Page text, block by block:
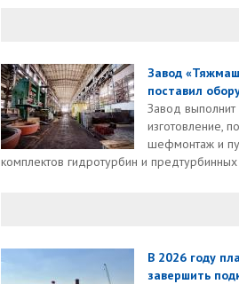
Завод
поставил
Завод выполнит
изготовление,
шефмонтаж и
комплектов гидротурбин и предтурбинных
В 2026 году
завершить